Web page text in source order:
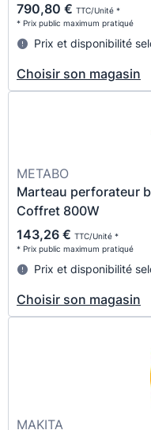
790,80 € TTC/Unité *
* Prix public maximum pratiqué
Prix et disponibilité
Choisir son magasin
METABO
Marteau perforateur
Coffret 800W
143,26 € TTC/Unité *
* Prix public maximum pratiqué
Prix et disponibilité
Choisir son magasin
MAKITA